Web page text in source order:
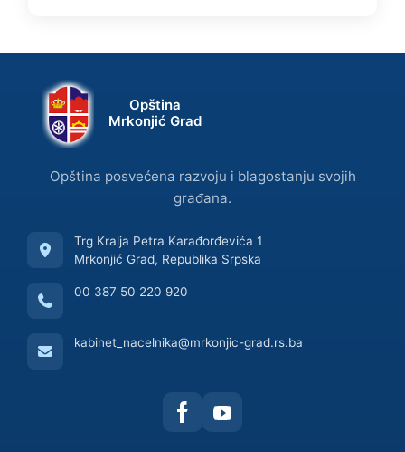
Opština
Mrkonjić Grad
Opština posvećena razvoju i blagostanju svojih
građana.
Trg Kralja Petra Karađorđevića 1
Mrkonjić Grad, Republika Srpska
00 387 50 220 920
kabinet_nacelnika@mrkonjic-grad.rs.ba